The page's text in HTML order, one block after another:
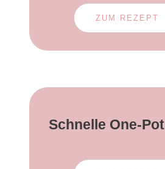
ZUM REZEPT
Schnelle One-Pot